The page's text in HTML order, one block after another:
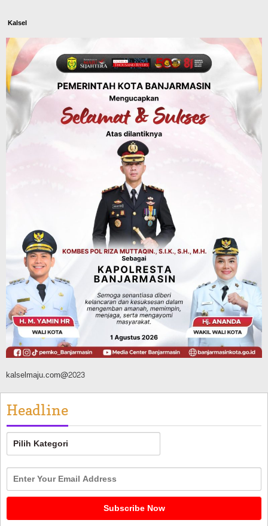
Kalsel
Operasi Sikat Intan 2026 Berakhir, Polda
Kalsel Amankan Ribuan Miras Hingga
Beberapa Tuak
Agustus 7, 2026
Advertorial Pemkab Balangan
Silaturahmi ke DPRD Balangan, Kapolres
AKBP Arif Mansyur Perkuat Koordinasi
Dinas PUPR Kalsel Headline Pembangunan
Jalan Veteran Km 5,5 Sungai Lulut
Dibuka Pasca Retak dan Amblas,
Angkutan Bertonase 6 Ton Lebih Tak
Diperbolehkan Melintas
Agustus 7, 2026
kalselmaju.com@2023
Headline
Headline